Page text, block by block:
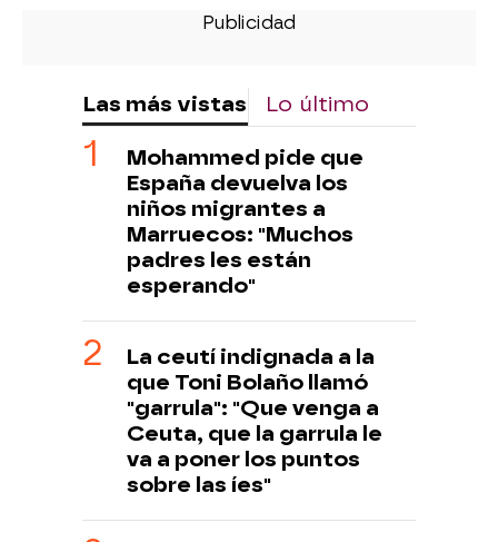
Las más vistas Lo último
Mohammed pide que
España devuelva los
niños migrantes a
Marruecos: "Muchos
padres les están
esperando"
La ceutí indignada a la
que Toni Bolaño llamó
"garrula": "Que venga a
Ceuta, que la garrula le
va a poner los puntos
sobre las íes"